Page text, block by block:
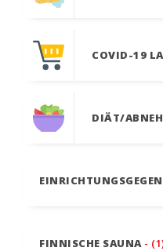
COVID-19
DIÄT/
FINNISCHE SAUNA -